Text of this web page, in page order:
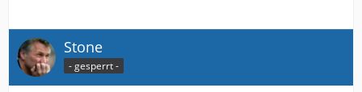
Stone
- gesperrt -